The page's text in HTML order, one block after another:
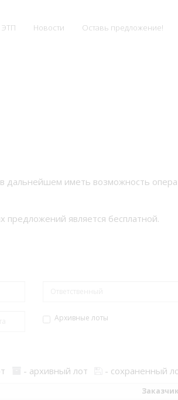
ЭТП Новости Оставь предложение!
дальнейшем иметь возможность
предложений является бесплатной.
Архивные лоты
- архивный лот - сохраненный
Заказчик